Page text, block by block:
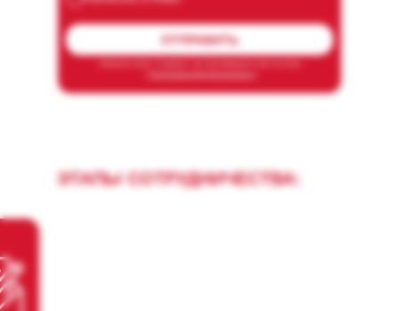
ОТПРАВИТЬ
ЭТАПЫ СОТРУДНИЧЕСТВА: